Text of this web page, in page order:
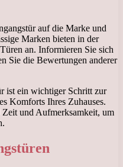
auf die Marke und
Marken bieten in der
an. Informieren Sie sich
Sie die Bewertungen anderer
ist ein wichtiger Schritt zur
Komforts Ihres Zuhauses.
Zeit und Aufmerksamkeit, um